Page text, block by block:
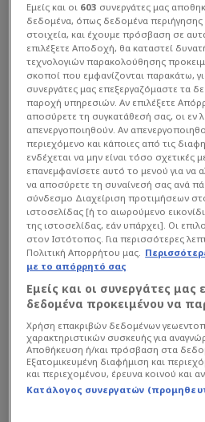
Εμείς και οι 603 συνεργάτες μας
δεδομένα, όπως δεδομένα περιήγησης
στοιχεία, και έχουμε πρόσβαση σε
επιλέξετε Αποδοχή, θα καταστεί
τεχνολογιών παρακολούθησης
σκοποί που εμφανίζονται παρακάτω,
συνεργάτες μας επεξεργαζόμαστε τα
παροχή υπηρεσιών. Αν επιλέξετε
αποσύρετε τη συγκατάθεσή σας, οι εν
απενεργοποιηθούν. Αν
περιεχόμενο και κάποιες από τις
ενδέχεται να μην είναι τόσο σχετικές
επανεμφανίσετε αυτό το μενού για να
να αποσύρετε τη συναίνεσή σας ανά
σύνδεσμο Διαχείριση προτιμήσεων
ιστοσελίδας [ή το αιωρούμενο
της ιστοσελίδας, εάν υπάρχει]. Οι
στον Ιστότοπος. Για περισσότερες
Πολιτική Απορρήτου μας.
με το απόρρητό σας
Εμείς και οι συνεργάτες
δεδομένα προκειμένου να
Χρήση επακριβών δεδομένων
χαρακτηριστικών συσκευής για
Αποθήκευση ή/και πρόσβαση στα
Εξατομικευμένη διαφήμιση και
και περιεχομένου, έρευνα κοινού και
Κατάλογος συνεργατών